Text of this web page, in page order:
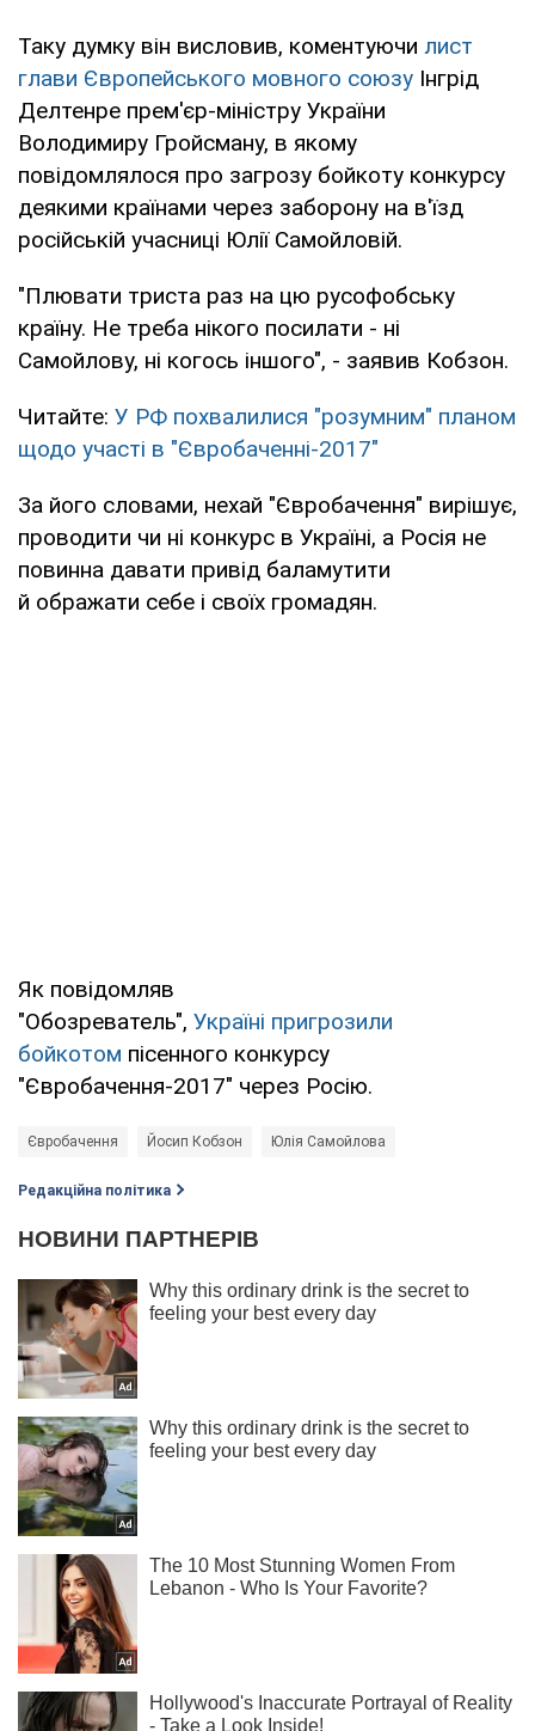
Таку думку він висловив, коментуючи лист
глави Європейського мовного союзу Інгрід
Делтенре прем'єр-міністру України
Володимиру Гройсману, в якому
повідомлялося про загрозу бойкоту конкурсу
деякими країнами через заборону на в'їзд
російській учасниці Юлії Самойловій.
"Плювати триста раз на цю русофобську
країну. Не треба нікого посилати - ні
Самойлову, ні когось іншого", - заявив Кобзон.
Читайте: У РФ похвалилися "розумним" планом
щодо участі в "Євробаченні-2017"
За його словами, нехай "Євробачення" вирішує,
проводити чи ні конкурс в Україні, а Росія не
повинна давати привід баламутити
й ображати себе і своїх громадян.
Як повідомляв
"Обозреватель", Україні пригрозили
бойкотом пісенного конкурсу
"Євробачення-2017" через Росію.
Євробачення Йосип Кобзон Юлія Самойлова
Редакційна політика